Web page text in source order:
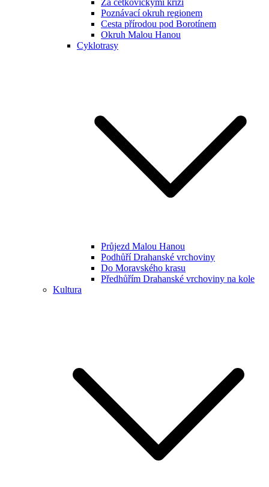
Za cetkovickými kříži
Poznávací okruh regionem
Cesta přírodou pod Borotínem
Okruh Malou Hanou
Cyklotrasy
Průjezd Malou Hanou
Podhůří Drahanské vrchoviny
Do Moravského krasu
Předhůřím Drahanské vrchoviny na kole
Kultura